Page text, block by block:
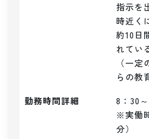
指示を
時近く
約10日
れてい
（一
らの教
勤務時間詳細
8：30
※実働
分）